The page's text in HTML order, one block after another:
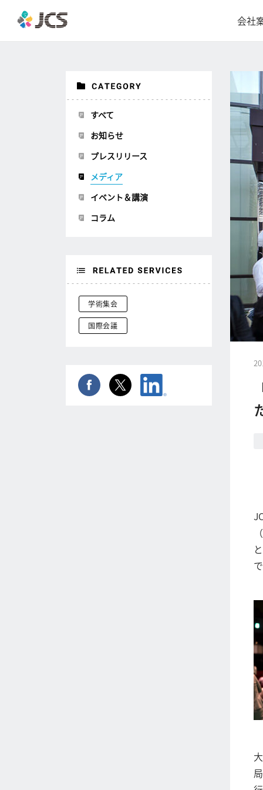
会社
すべて
お知らせ
プレスリリース
メディア
イベント＆講演
コラム
学術集会
国際会議